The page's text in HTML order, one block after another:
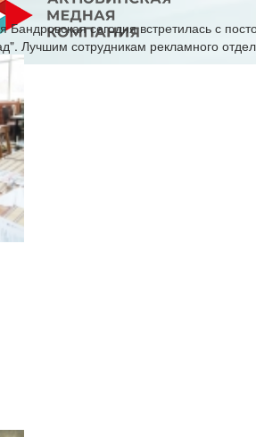
сегодня встретилась с
Лучшим сотрудникам рекламного